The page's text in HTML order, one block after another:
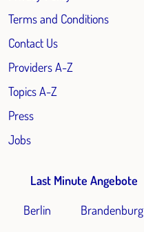
Terms and Conditions
Contact Us
Providers A-Z
Topics A-Z
Press
Jobs
Last Minute Angebote
Berlin
Brandenburg